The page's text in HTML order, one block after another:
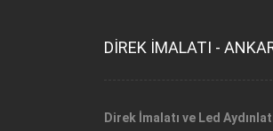
DİREK İMALATI -
Direk İmalatı ve Led